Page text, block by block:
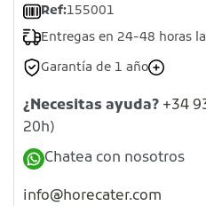
Ref:155001
Entregas en 24-48 horas
Garantía de 1 año
¿Necesitas ayuda? +34
20h)
Chatea con nosotros
info@horecater.com